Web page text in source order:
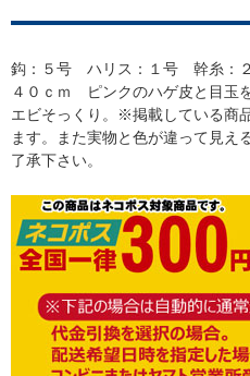
鈎：５号 ハリス：１号 幹糸：
４０ｃｍ ピンクのハゲ皮と目玉
エビそっくり。※掲載している商
ます。また実物と色が違って見え
了承下さい。